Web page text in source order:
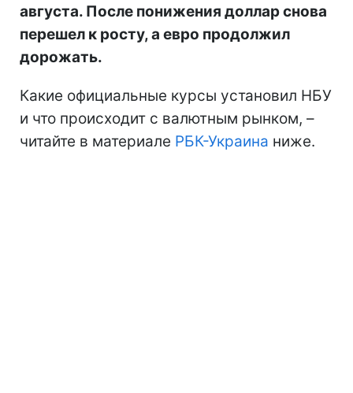
августа. После понижения доллар снова
перешел к росту, а евро продолжил
дорожать.
Какие официальные курсы установил НБУ
и что происходит с валютным рынком, –
читайте в материале РБК-Украина ниже.